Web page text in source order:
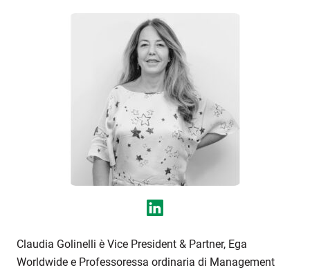
Claudia Golinelli è Vice President & Partner, Ega
Worldwide e Professoressa ordinaria di Management